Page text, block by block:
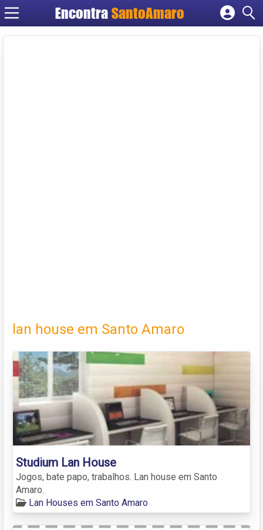
Encontra SantoAmaro
Cadastrar empresa
lan house em Santo Amaro
Studium Lan House
Jogos, bate papo, trabalhos. Lan house em Santo
Amaro.
Lan Houses em Santo Amaro